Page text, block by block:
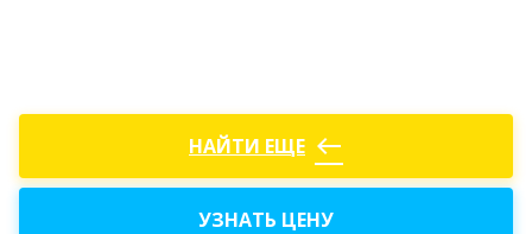
НАЙТИ ЕЩЕ west
УЗНАТЬ ЦЕНУ